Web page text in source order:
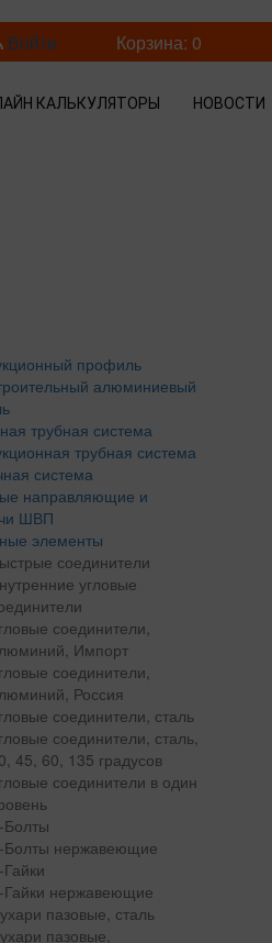
Войти Корзина: 0
КАЛЬКУЛЯТОРЫ НОВОСТИ
профиль
алюминиевый
трубная система
трубная система
система
направляющие и
ШВП
элементы
соединители
угловые
соединители,
Импорт
соединители,
Россия
соединители, сталь
соединители, сталь,
45, 60, 135 градусов
соединители в один
Болты нержавеющие
Гайки нержавеющие
пазовые, сталь
пазовые,